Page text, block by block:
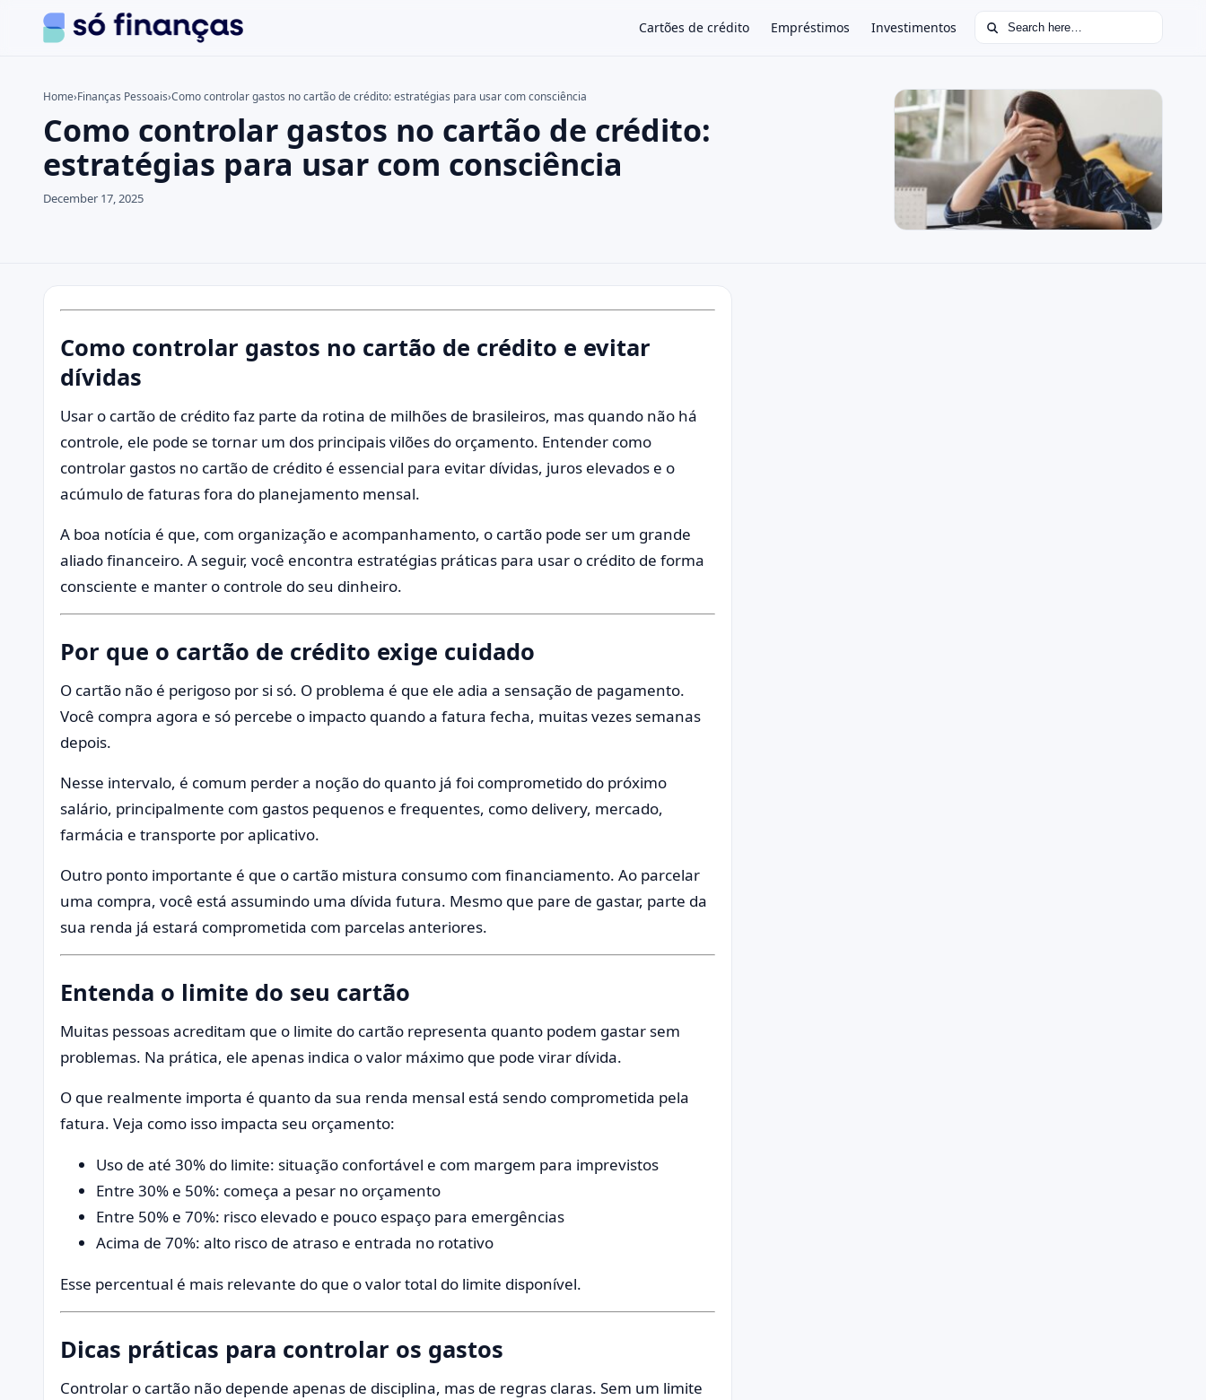
Cartões de crédito Empréstimos Investimentos Search for:
Search the site ×
Search for:
Press Enter to search or ESC to close.
Home›Finanças Pessoais›Como controlar gastos no cartão de crédito: estratégias para usar com consciência
Como controlar gastos no cartão de crédito:
estratégias para usar com consciência
December 17, 2025
Como controlar gastos no cartão de crédito e evitar
dívidas
Usar o cartão de crédito faz parte da rotina de milhões de brasileiros, mas quando não há
controle, ele pode se tornar um dos principais vilões do orçamento. Entender como
controlar gastos no cartão de crédito é essencial para evitar dívidas, juros elevados e o
acúmulo de faturas fora do planejamento mensal.
A boa notícia é que, com organização e acompanhamento, o cartão pode ser um grande
aliado financeiro. A seguir, você encontra estratégias práticas para usar o crédito de forma
consciente e manter o controle do seu dinheiro.
Por que o cartão de crédito exige cuidado
O cartão não é perigoso por si só. O problema é que ele adia a sensação de pagamento.
Você compra agora e só percebe o impacto quando a fatura fecha, muitas vezes semanas
depois.
Nesse intervalo, é comum perder a noção do quanto já foi comprometido do próximo
salário, principalmente com gastos pequenos e frequentes, como delivery, mercado,
farmácia e transporte por aplicativo.
Outro ponto importante é que o cartão mistura consumo com financiamento. Ao parcelar
uma compra, você está assumindo uma dívida futura. Mesmo que pare de gastar, parte da
sua renda já estará comprometida com parcelas anteriores.
Entenda o limite do seu cartão
Muitas pessoas acreditam que o limite do cartão representa quanto podem gastar sem
problemas. Na prática, ele apenas indica o valor máximo que pode virar dívida.
O que realmente importa é quanto da sua renda mensal está sendo comprometida pela
fatura. Veja como isso impacta seu orçamento:
Uso de até 30% do limite: situação confortável e com margem para imprevistos
Entre 30% e 50%: começa a pesar no orçamento
Entre 50% e 70%: risco elevado e pouco espaço para emergências
Acima de 70%: alto risco de atraso e entrada no rotativo
Esse percentual é mais relevante do que o valor total do limite disponível.
Dicas práticas para controlar os gastos
Controlar o cartão não depende apenas de disciplina, mas de regras claras. Sem um limite